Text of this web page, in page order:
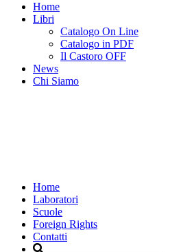
Home
Libri
Catalogo On Line
Catalogo in PDF
Il Castoro OFF
News
Chi Siamo
Home
Laboratori
Scuole
Foreign Rights
Contatti